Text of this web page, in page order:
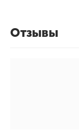
Отзывы